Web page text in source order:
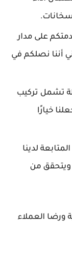
على مدار
أننا نصلكم في
تشمل تركيب
خيارًا
لدينا
ويتحقق من
ورضا العملاء